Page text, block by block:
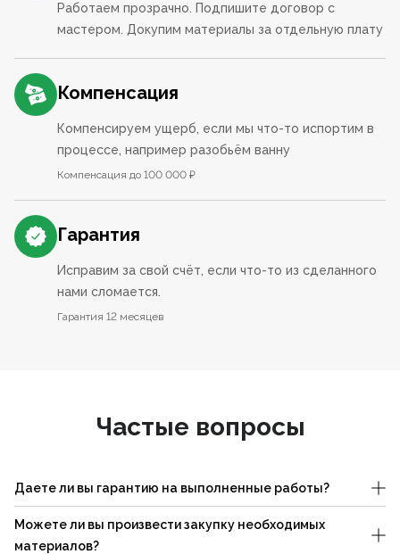
Работаем прозрачно. Подпишите договор с
мастером. Докупим материалы за отдельную плату
Компенсация
Компенсируем ущерб, если мы что-то испортим в
процессе, например разобьём ванну
Компенсация до 100 000 ₽
Гарантия
Исправим за свой счёт, если что-то из сделанного
нами сломается.
Гарантия 12 месяцев
Частые вопросы
Даете ли вы гарантию на выполненные работы?
Можете ли вы произвести закупку необходимых
материалов?